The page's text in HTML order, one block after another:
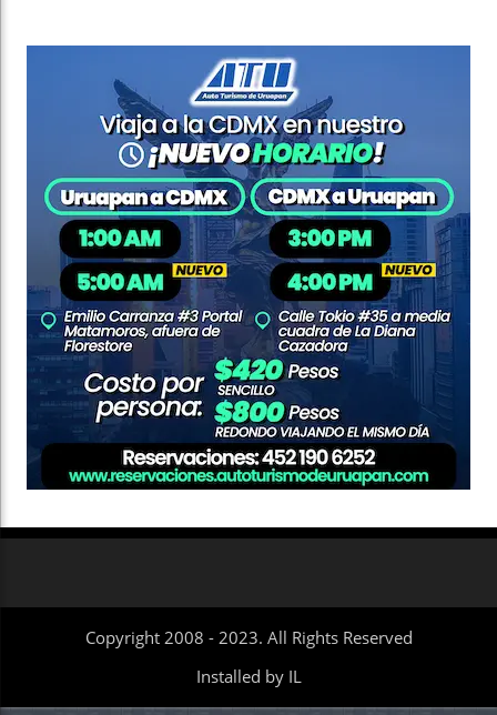
Copyright 2008 - 2023. All Rights Reserved
Installed by IL